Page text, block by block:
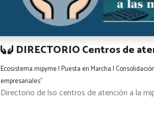
DIRECTORIO Centros de
Ecosistema mipyme | Puesta en Marcha |
empresariales"
Directorio de lso centros de atención a la